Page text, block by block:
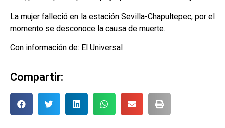
La mujer falleció en la estación Sevilla-Chapultepec, por el
momento se desconoce la causa de muerte.
Con información de: El Universal
Compartir: